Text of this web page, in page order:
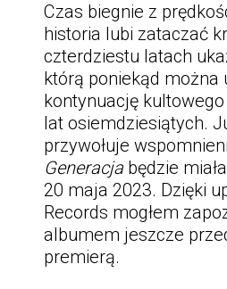
Czas biegnie z
historia lubi zataczać
czterdziestu latach
którą poniekąd można
kontynuację
lat osiemdziesiątych.
przywołuje
Generacja będzie
20 maja 2023. Dzięki
Records mogłem
albumem jeszcze
premierą.